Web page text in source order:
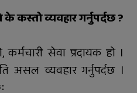
के कस्तो व्यवहार गर्नुपर्दछ ?
कर्मचारी सेवा प्रदायक हो ।
असल व्यवहार गर्नुपर्दछ ।